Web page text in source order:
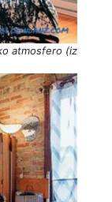
atmosfero (iz